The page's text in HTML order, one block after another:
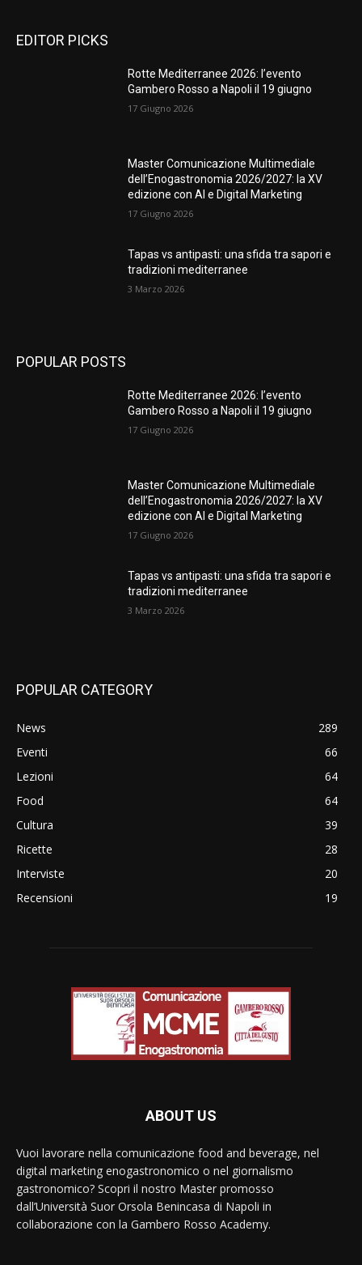
EDITOR PICKS
Rotte Mediterranee 2026: l’evento
Gambero Rosso a Napoli il 19 giugno
17 Giugno 2026
Master Comunicazione Multimediale
dell’Enogastronomia 2026/2027: la XV
edizione con AI e Digital Marketing
17 Giugno 2026
Tapas vs antipasti: una sfida tra sapori e
tradizioni mediterranee
3 Marzo 2026
POPULAR POSTS
Rotte Mediterranee 2026: l’evento
Gambero Rosso a Napoli il 19 giugno
17 Giugno 2026
Master Comunicazione Multimediale
dell’Enogastronomia 2026/2027: la XV
edizione con AI e Digital Marketing
17 Giugno 2026
Tapas vs antipasti: una sfida tra sapori e
tradizioni mediterranee
3 Marzo 2026
POPULAR CATEGORY
News
289
Eventi
66
Lezioni
64
Food
64
Cultura
39
Ricette
28
Interviste
20
Recensioni
19
ABOUT US
Vuoi lavorare nella comunicazione food and beverage, nel
digital marketing enogastronomico o nel giornalismo
gastronomico? Scopri il nostro Master promosso
dall’Università Suor Orsola Benincasa di Napoli in
collaborazione con la Gambero Rosso Academy.